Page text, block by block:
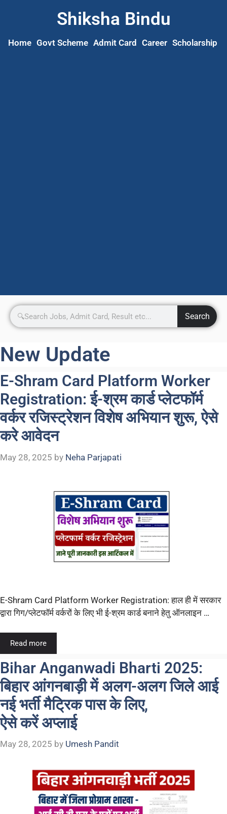
Shiksha Bindu
Home Govt Scheme Admit Card Career Scholarship
Search
New Update
E-Shram Card Platform Worker
Registration: ई-श्रम कार्ड प्लेटफॉर्म
वर्कर रजिस्ट्रेशन विशेष अभियान शुरू, ऐसे
करे आवेदन
May 28, 2025 by Neha Parjapati
E-Shram Card Platform Worker Registration: हाल ही में सरकार
द्वारा गिग/प्लेटफॉर्म वर्करों के लिए भी ई-श्रम कार्ड बनाने हेतु ऑनलाइन …
Read more
Bihar Anganwadi Bharti 2025:
बिहार आंगनबाड़ी में अलग-अलग जिले आई
नई भर्ती मैट्रिक पास के लिए,
ऐसे करें अप्लाई
May 28, 2025 by Umesh Pandit